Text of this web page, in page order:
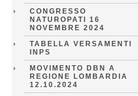
CONGRESSO
NATUROPATI 16
NOVEMBRE 2024
TABELLA VERSAMENTI
INPS
MOVIMENTO DBN A
REGIONE LOMBARDIA
12.10.2024